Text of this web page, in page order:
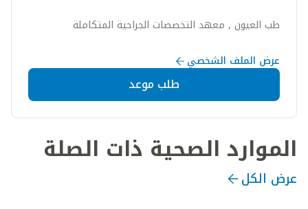
طب العيون , معهد التخصصات الجراحية المتكاملة
عرض الملف الشخصي
طلب موعد
الموارد الصحية ذات الصلة
عرض الكل